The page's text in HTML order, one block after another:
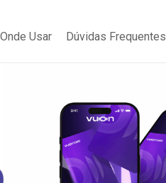
Onde Usar Dúvidas Frequentes